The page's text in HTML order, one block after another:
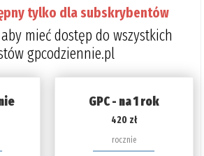
tylko dla subskrybentów
aby mieć dostęp do wszystkich
gpcodziennie.pl
GPC - na 1 rok
420 zł
rocznie